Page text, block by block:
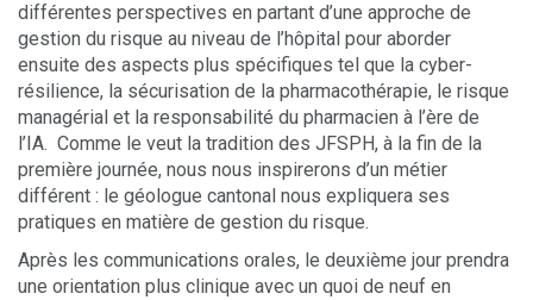
différentes perspectives en partant d’une approche de
gestion du risque au niveau de l’hôpital pour aborder
ensuite des aspects plus spécifiques tel que la cyber-
résilience, la sécurisation de la pharmacothérapie, le risque
managérial et la responsabilité du pharmacien à l’ère de
l’IA. Comme le veut la tradition des JFSPH, à la fin de la
première journée, nous nous inspirerons d’un métier
différent : le géologue cantonal nous expliquera ses
pratiques en matière de gestion du risque.
Après les communications orales, le deuxième jour prendra
une orientation plus clinique avec un quoi de neuf en